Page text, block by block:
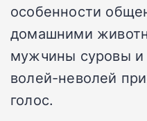
особенности
домашними
мужчины суровы и
волей-неволей
голос.